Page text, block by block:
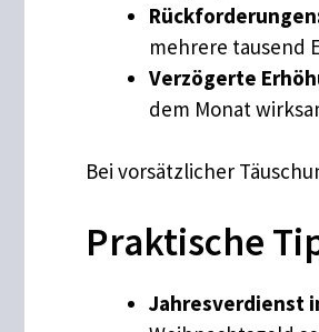
mehrere tausend
Verzögerte
dem Monat
Bei vorsätzlicher
Praktische
Jahresverdienst